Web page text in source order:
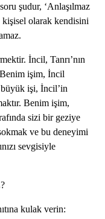
şudur, ‘Anlaşılmaz
kişisel olarak kendisini
İncil, Tanrı’nın
işim, İncil
büyük işi, İncil’in
Benim işim,
sizi bir geziye
ve bu deneyimi
sevgisiyle
kulak verin: